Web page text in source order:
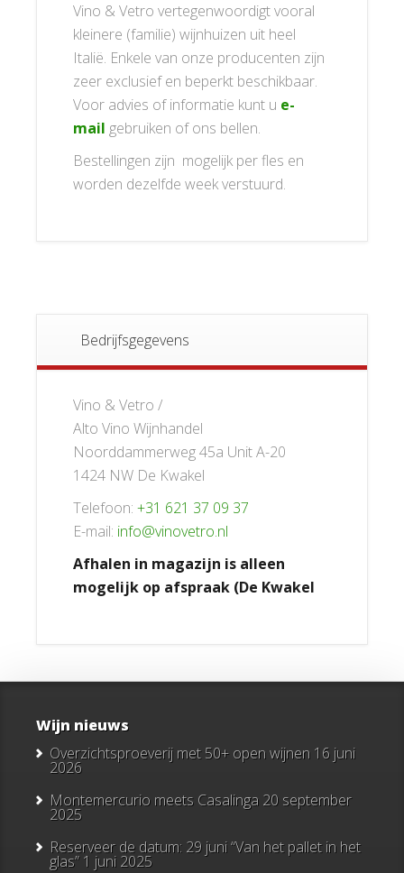
Vino & Vetro vertegenwoordigt vooral
kleinere (familie) wijnhuizen uit heel
Italië. Enkele van onze producenten zijn
zeer exclusief en beperkt beschikbaar.
Voor advies of informatie kunt u e-
mail gebruiken of ons bellen.
Bestellingen zijn mogelijk per fles en
worden dezelfde week verstuurd.
Bedrijfsgegevens
Vino & Vetro /
Alto Vino Wijnhandel
Noorddammerweg 45a Unit A-20
1424 NW De Kwakel
Telefoon: +31 621 37 09 37
E-mail: info@vinovetro.nl
Afhalen in magazijn is alleen
mogelijk op afspraak (De Kwakel
Wijn nieuws
Overzichtsproeverij met 50+ open wijnen 16 juni
2026
Montemercurio meets Casalinga 20 september
2025
Reserveer de datum: 29 juni “Van het pallet in het
glas” 1 juni 2025